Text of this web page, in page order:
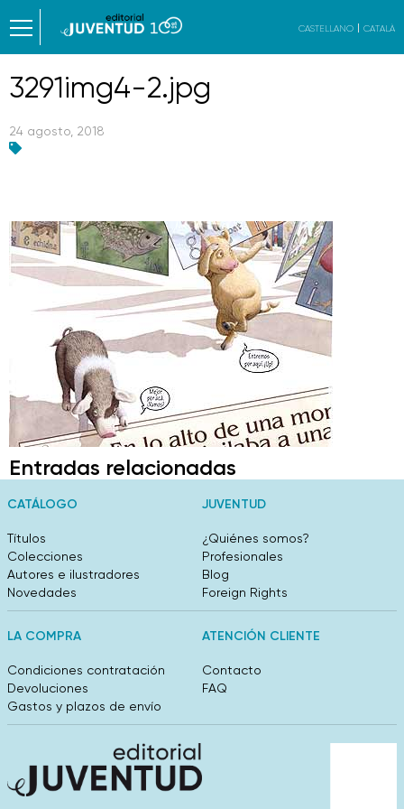
CASTELLANO CATALÀ
3291img4-2.jpg
24 agosto, 2018
Entradas relacionadas
CATÁLOGO
Títulos
Colecciones
Autores e ilustradores
Novedades
JUVENTUD
¿Quiénes somos?
Profesionales
Blog
Foreign Rights
LA COMPRA
Condiciones contratación
Devoluciones
Gastos y plazos de envío
ATENCIÓN CLIENTE
Contacto
FAQ